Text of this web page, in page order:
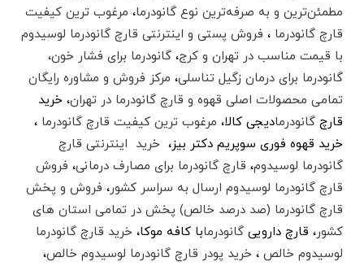
مطمئن‌ترین و به صرفه‌ترین نوع گانودرما،‌ مرغوب ترین کیفیت
قارچ گانودرما ، فروش پستی و اینترنتی قارچ گانودرما لوسیدوم
با قیمت مناسب در تهران و کرج،گانودرما برای فشار خون،
گانودرما برای درمان زگیل تناسلی، مرکز فروش و مشاوره رایگان
تمامی محصولات اصلی قهوه و قارچ گانودرما در تهران، خرید
قارچ گانودرمادیجی کالا، مرغوب ترین کیفیت قارچ گانودرما ،‌
خرید قهوه فوری سوپریم دکتر بیز، خرید اینترنتی قارچ
گانودرما لوسیدوم، قارچ گانودرما برای مصارف درمانی، فروش
قارچ گانودرما لوسیدوم ارسال به سراسر کشور، فروش و پخش
قارچ گانودرما (صد درصد خالص) پخش در تمامی استان های
کشور،‌ قارچ دارویی گانودرمابا کافه موکا، خرید قارچ گانودرما
لوسیدوم خالص، خرید پودر قارچ گانودرما لوسیدوم خالص،‌